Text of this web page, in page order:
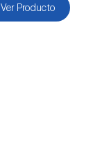
Ver Producto